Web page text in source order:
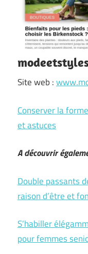
Site web :
Conserver la
et astuces
A découvrir
Double passants
raison d’être et
S’habiller
pour femmes